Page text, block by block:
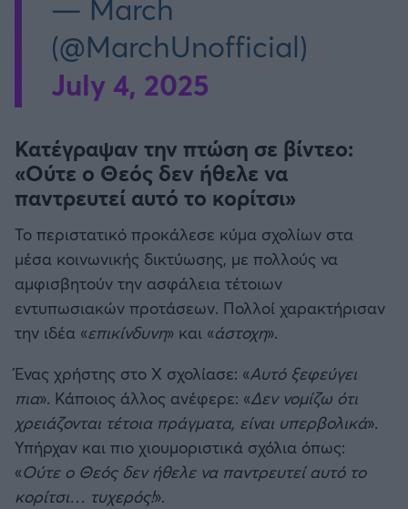
— March
(@MarchUnofficial)
July 4, 2025
Κατέγραψαν την πτώση σε βίντεο:
«Ούτε ο Θεός δεν ήθελε να
παντρευτεί αυτό το κορίτσι»
Το περιστατικό προκάλεσε κύμα σχολίων στα
μέσα κοινωνικής δικτύωσης, με πολλούς να
αμφισβητούν την ασφάλεια τέτοιων
εντυπωσιακών προτάσεων. Πολλοί χαρακτήρισαν
την ιδέα «επικίνδυνη» και «άστοχη».
Ένας χρήστης στο X σχολίασε: «Αυτό ξεφεύγει
πια». Κάποιος άλλος ανέφερε: «Δεν νομίζω ότι
χρειάζονται τέτοια πράγματα, είναι υπερβολικά».
Υπήρχαν και πιο χιουμοριστικά σχόλια όπως:
«Ούτε ο Θεός δεν ήθελε να παντρευτεί αυτό το
κορίτσι… τυχερός!».